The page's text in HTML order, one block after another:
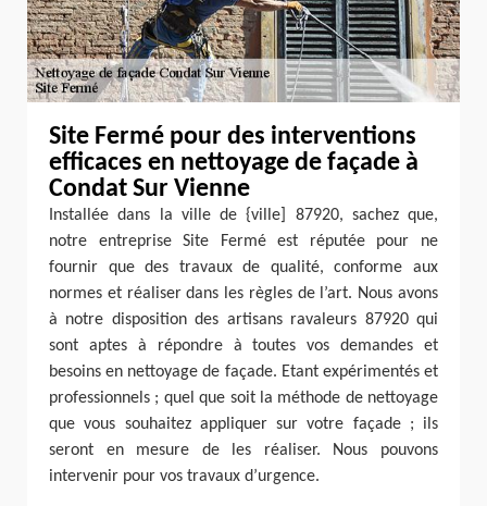
Site Fermé pour des interventions
efficaces en nettoyage de façade à
Condat Sur Vienne
Installée dans la ville de {ville] 87920, sachez que,
notre entreprise Site Fermé est réputée pour ne
fournir que des travaux de qualité, conforme aux
normes et réaliser dans les règles de l’art. Nous avons
à notre disposition des artisans ravaleurs 87920 qui
sont aptes à répondre à toutes vos demandes et
besoins en nettoyage de façade. Etant expérimentés et
professionnels ; quel que soit la méthode de nettoyage
que vous souhaitez appliquer sur votre façade ; ils
seront en mesure de les réaliser. Nous pouvons
intervenir pour vos travaux d’urgence.